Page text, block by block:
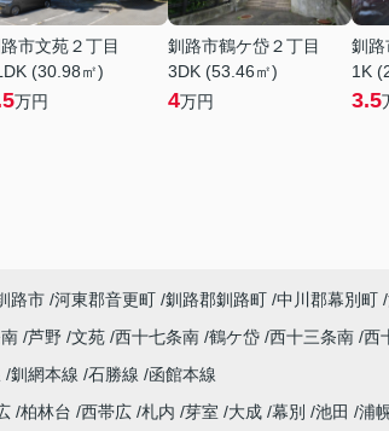
市文苑２丁目
(30.98㎡)
万円
釧路市鶴ケ岱２丁目
3DK (53.46㎡)
4万円
釧路
1K
3.5
路市 河東郡音更町 釧路郡釧路町 中川郡幕別町
芦野 文苑 西十七条南 鶴ケ岱 西十三条南 西
釧網本線 石勝線
函館本線
柏林台 西帯広 札内 芽室 大成 幕別 池田 浦